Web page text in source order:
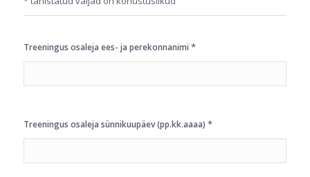
Treeningus osaleja ees- ja perekonnanimi *
Treeningus osaleja sünnikuupäev (pp.kk.aaaa) *